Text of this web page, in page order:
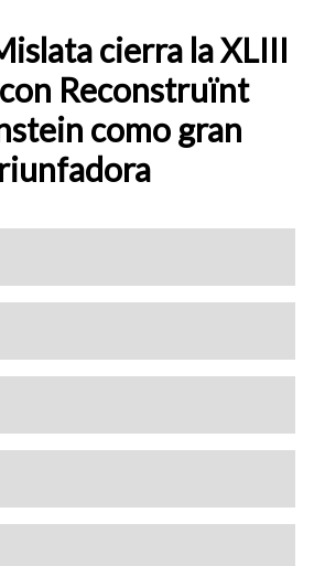
cierra la XLIII
Reconstruïnt
como gran